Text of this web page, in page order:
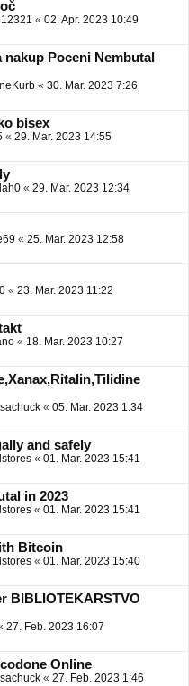
« 02. Apr. 2023 10:49
Poceni Nembutal
« 30. Mar. 2023 7:26
bisex
« 29. Mar. 2023 14:55
« 29. Mar. 2023 12:34
« 25. Mar. 2023 12:58
« 23. Mar. 2023 11:22
« 18. Mar. 2023 10:27
« 05. Mar. 2023 1:34
and safely
« 01. Mar. 2023 15:41
in 2023
« 01. Mar. 2023 15:41
Bitcoin
« 01. Mar. 2023 15:40
BIBLIOTEKARSTVO
27. Feb. 2023 16:07
Online
« 27. Feb. 2023 1:46